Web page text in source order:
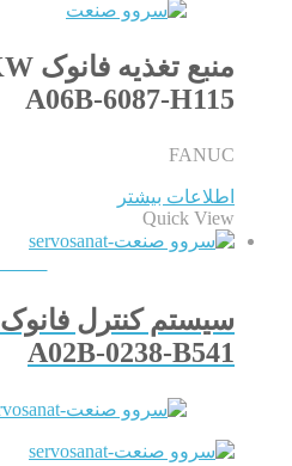
منبع تغذیه فانوک 18.5KW-سری 18
A06B-6087-H115
FANUC
اطلاعات بیشتر
Quick View
سیستم کنترل فانوک 18i-MA
A02B-0238-B541